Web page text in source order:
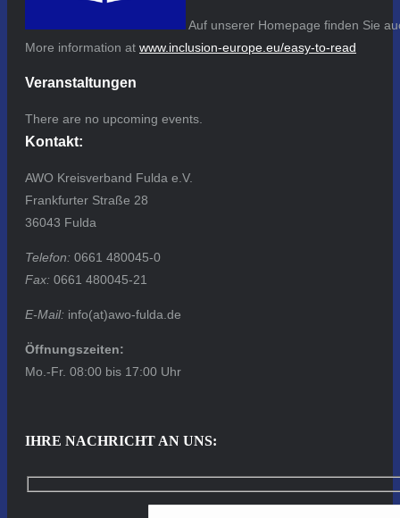
Auf unserer Homepage finden Sie
More information at www.inclusion-europe.eu/easy-to-read
Veranstaltungen
There are no upcoming events.
Kontakt:
AWO Kreisverband Fulda e.V.
Frankfurter Straße 28
36043 Fulda
Telefon: 0661 480045-0
Fax: 0661 480045-21
E-Mail: info(at)awo-fulda.de
Öffnungszeiten:
Mo.-Fr. 08:00 bis 17:00 Uhr
IHRE NACHRICHT AN UNS: